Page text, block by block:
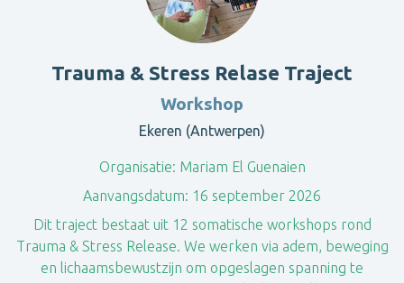
Trauma & Stress Relase Traject
Workshop
Ekeren (Antwerpen)
Organisatie: Mariam El Guenaien
Aanvangsdatum: 16 september 2026
Dit traject bestaat uit 12 somatische workshops rond
Trauma & Stress Release. We werken via adem, beweging
en lichaamsbewustzijn om opgeslagen spanning te